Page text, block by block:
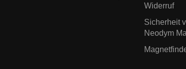
Widerruf
Sicherheit
Neodym